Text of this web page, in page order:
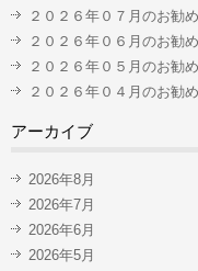
２０２６年０７月のお勧め
２０２６年０６月のお勧め
２０２６年０５月のお勧め
２０２６年０４月のお勧め
アーカイブ
2026年8月
2026年7月
2026年6月
2026年5月